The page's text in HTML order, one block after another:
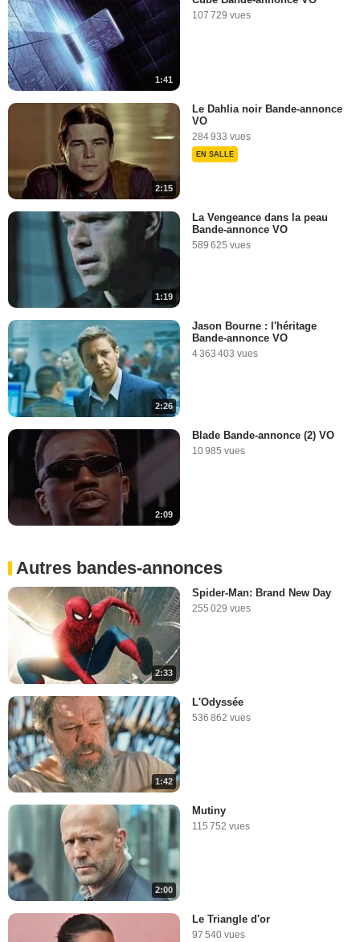
1:41
107 729 vues
2:15
Le Dahlia noir Bande-annonce
VO
284 933 vues
EN SALLE
1:19
La Vengeance dans la peau
Bande-annonce VO
589 625 vues
2:26
Jason Bourne : l'héritage
Bande-annonce VO
4 363 403 vues
2:09
Blade Bande-annonce (2) VO
10 985 vues
Autres bandes-annonces
2:33
Spider-Man: Brand New Day
255 029 vues
1:42
L'Odyssée
536 862 vues
2:00
Mutiny
115 752 vues
Le Triangle d'or
97 540 vues